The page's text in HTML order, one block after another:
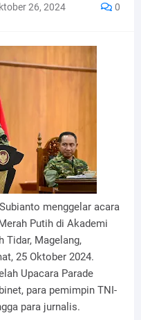
26, 2024 0
menggelar acara
Putih di Akademi
Tidar, Magelang,
25 Oktober 2024.
Upacara Parade
para pemimpin TNI-
para jurnalis.